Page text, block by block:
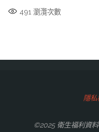
491 瀏灠次數
隱私
©2025 衛生福利資